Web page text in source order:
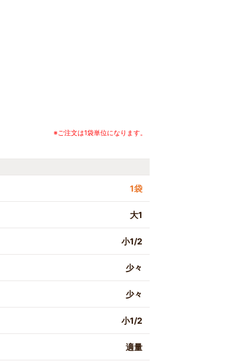
※ご注文は1袋単位になります。
1袋
大1
小1/2
少々
少々
小1/2
適量